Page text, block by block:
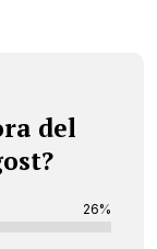
del
26%